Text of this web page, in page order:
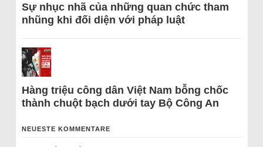
Sự nhục nhã của những quan chức tham
nhũng khi đối diện với pháp luật
Hàng triệu công dân Việt Nam bỗng chốc
thành chuột bạch dưới tay Bộ Công An
NEUESTE KOMMENTARE